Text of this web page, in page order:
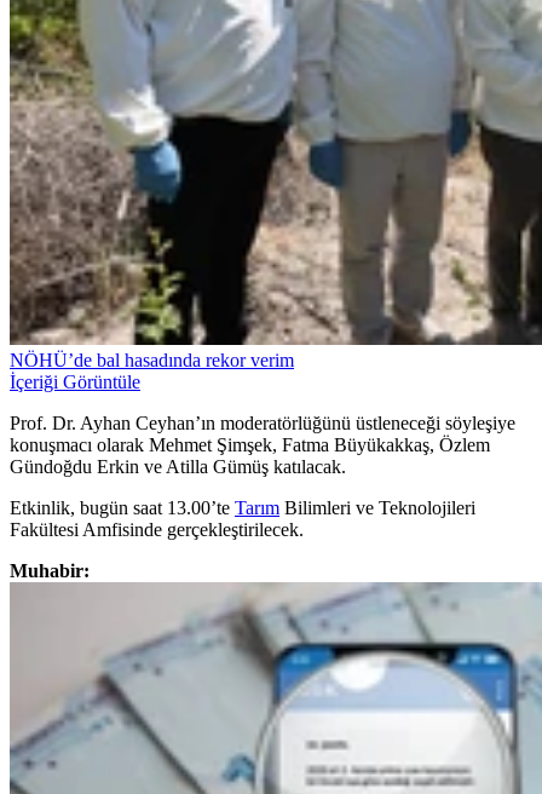
NÖHÜ’de bal hasadında rekor verim
İçeriği Görüntüle
Prof. Dr. Ayhan Ceyhan’ın moderatörlüğünü üstleneceği söyleşiye
konuşmacı olarak Mehmet Şimşek, Fatma Büyükakkaş, Özlem
Gündoğdu Erkin ve Atilla Gümüş katılacak.
Etkinlik, bugün saat 13.00’te Tarım Bilimleri ve Teknolojileri
Fakültesi Amfisinde gerçekleştirilecek.
Muhabir: